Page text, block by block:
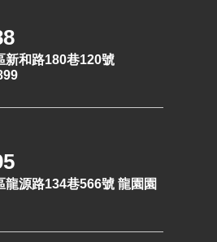
新和路180巷120號
源路134巷566號 龍園園